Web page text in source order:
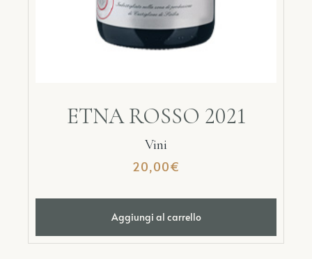
ETNA ROSSO 2021
Vini
20,00€
Aggiungi al carrello